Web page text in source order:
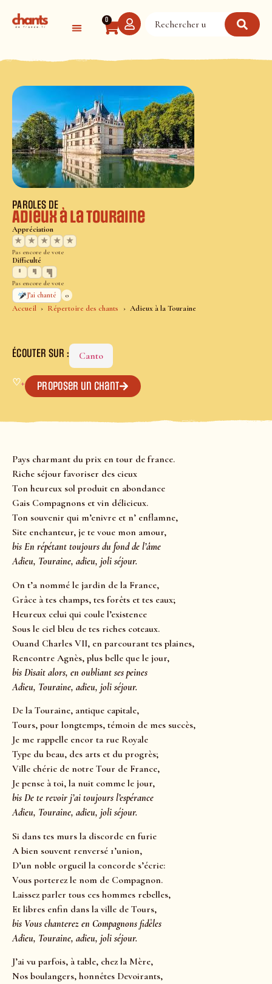
0
Accueil Répertoire des chants Adieux à la Touraine
PAROLES DE
Adieux à la Touraine
Appréciation
★
★ ★ ★ ★
Pas encore de vote
Difficulté
Pas encore de vote
J’ai chanté
0
ÉCOUTER SUR : Canto
♡+ Proposer un chant
Pays charmant du prix en tour de france.
Riche séjour favoriser des cieux
Ton heureux sol produit en abondance
Gais Compagnons et vin délicieux.
Ton souvenir qui m’enivre et n’ enflamne,
Site enchanteur, je te voue mon amour,
bis En répétant toujours du fond de l’âme
Adieu, Touraine, adieu, joli séjour.
On t’a nommé le jardin de la France,
Grâce à tes champs, tes forêts et tes eaux;
Heureux celui qui coule l’existence
Sous le ciel bleu de tes riches coteaux.
Ouand Charles VII, en parcourant tes plaines,
Rencontre Agnès, plus belle que le jour,
bis Disait alors, en oubliant ses peines
Adieu, Touraine, adieu, joli séjour.
De la Touraine, antique capitale,
Tours, pour longtemps, témoin de mes succès,
Je me rappelle encor ta rue Royale
Type du beau, des arts et du progrès;
Ville chérie de notre Tour de France,
Je pense à toi, la nuit comme le jour,
bis De te revoir j’ai toujours l’espérance
Adieu, Touraine, adieu, joli séjour.
Si dans tes murs la discorde en furie
A bien souvent renversé 1’union,
D’un noble orgueil la concorde s’écrie:
Vous porterez le nom de Compagnon.
Laissez parler tous ces hommes rebelles,
Et libres enfin dans la ville de Tours,
bis Vous chanterez en Compagnons fidèles
Adieu, Touraine, adieu, joli séjour.
J’ai vu parfois, à table, chez la Mère,
Nos boulangers, honnêtes Devoirants,